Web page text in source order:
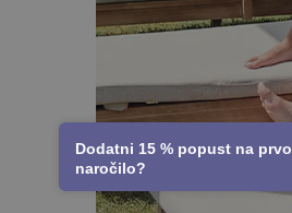
Dodatni 15 % popust na prvo
naročilo?